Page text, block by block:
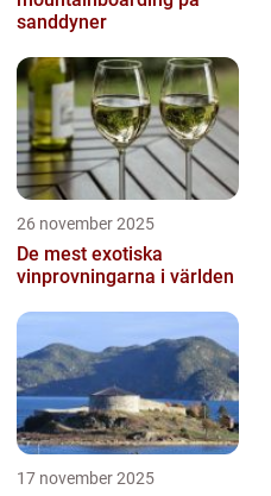
sanddyner
26 november 2025
De mest exotiska
vinprovningarna i världen
17 november 2025